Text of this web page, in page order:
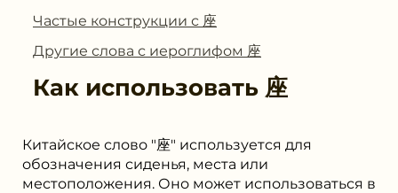
Частые конструкции с 座
Другие слова с иероглифом 座
Как использовать 座
Китайское слово "座" используется для
обозначения сиденья, места или
местоположения. Оно может использоваться в